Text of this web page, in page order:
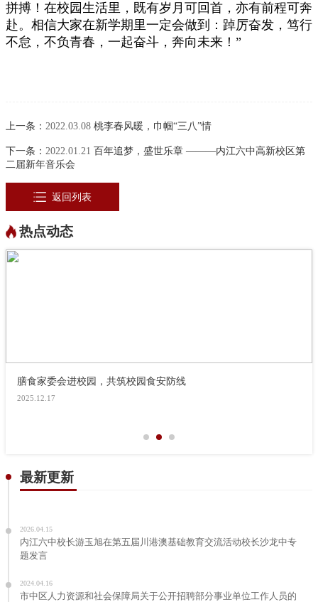
拼搏！ 在校园生活里，既有岁月可回首，亦有前程可奔
赴。相信大家在新学期里一定会做到：踔厉奋发，笃行
不怠，不负青春，一起奋斗，奔向未来！”
上一条： 2022.03.08 桃李春风暖，巾帼“三八”情
下一条： 2022.01.21 百年追梦，盛世乐章 ———内江六中高新校区第
二届新年音乐会
返回列表
热点动态
膳食家委会进校园，共筑校园食安防线
2025.12.17
最新更新
2026.04.15
内江六中校长游玉旭在第五届川港澳基础教育交流活动校长沙龙中专
题发言
2024.04.16
市中区人力资源和社会保障局关于公开招聘部分事业单位工作人员的